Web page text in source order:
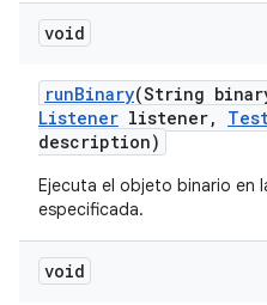
void
runBinary(String
Listener listener,
description)
Ejecuta el objeto binario en
especificada.
void